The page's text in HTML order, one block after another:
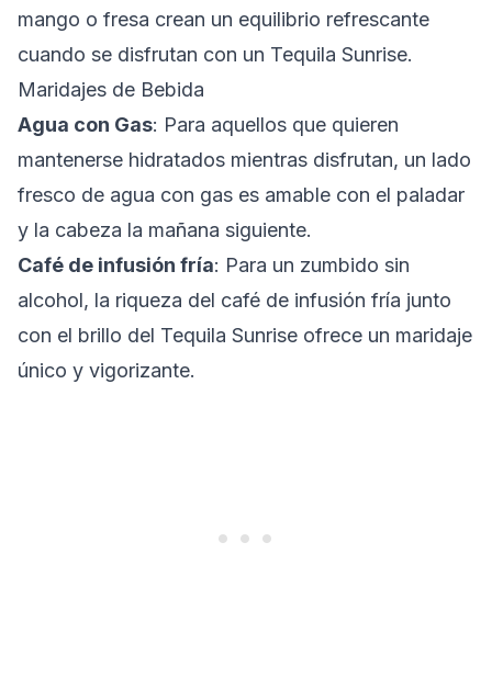
mango o fresa crean un equilibrio refrescante
cuando se disfrutan con un Tequila Sunrise.
Maridajes de Bebida
Agua con Gas: Para aquellos que quieren
mantenerse hidratados mientras disfrutan, un lado
fresco de agua con gas es amable con el paladar
y la cabeza la mañana siguiente.
Café de infusión fría: Para un zumbido sin
alcohol, la riqueza del café de infusión fría junto
con el brillo del Tequila Sunrise ofrece un maridaje
único y vigorizante.